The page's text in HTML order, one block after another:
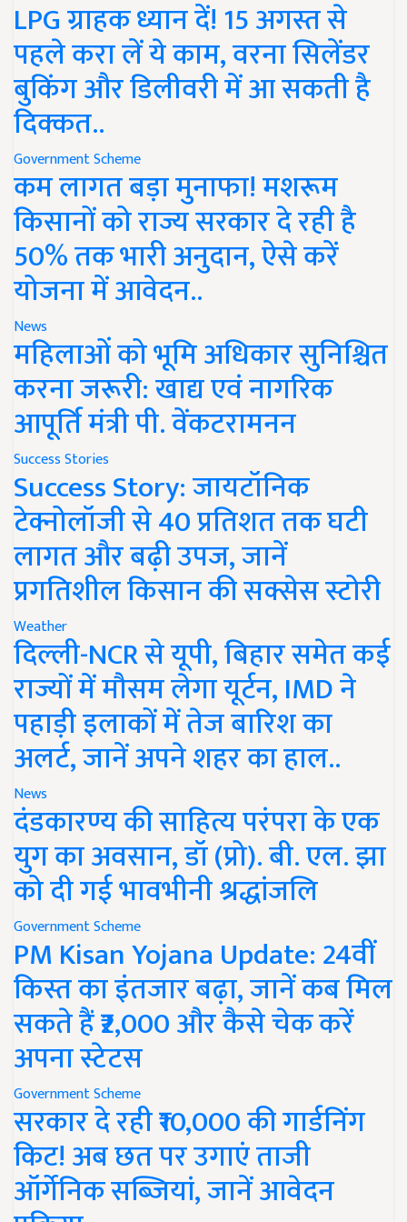
LPG ग्राहक ध्यान दें! 15 अगस्त से
पहले करा लें ये काम, वरना सिलेंडर
बुकिंग और डिलीवरी में आ सकती है
दिक्कत..
Government Scheme
कम लागत बड़ा मुनाफा! मशरूम
किसानों को राज्य सरकार दे रही है
50% तक भारी अनुदान, ऐसे करें
योजना में आवेदन..
News
महिलाओं को भूमि अधिकार सुनिश्चित
करना जरूरी: खाद्य एवं नागरिक
आपूर्ति मंत्री पी. वेंकटरामनन
Success Stories
Success Story: जायटॉनिक
टेक्नोलॉजी से 40 प्रतिशत तक घटी
लागत और बढ़ी उपज, जानें
प्रगतिशील किसान की सक्सेस स्टोरी
Weather
दिल्ली-NCR से यूपी, बिहार समेत कई
राज्यों में मौसम लेगा यूर्टन, IMD ने
पहाड़ी इलाकों में तेज बारिश का
अलर्ट, जानें अपने शहर का हाल..
News
दंडकारण्य की साहित्य परंपरा के एक
युग का अवसान, डॉ (प्रो). बी. एल. झा
को दी गई भावभीनी श्रद्धांजलि
Government Scheme
PM Kisan Yojana Update: 24वीं
किस्त का इंतजार बढ़ा, जानें कब मिल
सकते हैं ₹2,000 और कैसे चेक करें
अपना स्टेटस
Government Scheme
सरकार दे रही ₹10,000 की गार्डनिंग
किट! अब छत पर उगाएं ताजी
ऑर्गेनिक सब्जियां, जानें आवेदन